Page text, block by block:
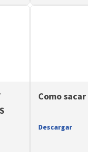
Como
Descargar